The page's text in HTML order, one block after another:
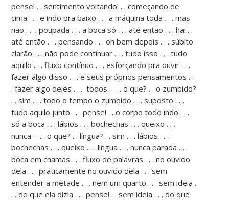
pense! . . sentimento voltando! . . começando de
cima . . . e indo pra baixo . . . a máquina toda . . . mas
não . . . poupada . . . a boca só . . . até então . . . ha! . .
até então . . . pensando . . . oh bem depois . . . súbito
clarão . . . não pode continuar . . . tudo isso . . . tudo
aquilo . . . fluxo contínuo . . . esforçando pra ouvir . . .
fazer algo disso . . . e seus próprios pensamentos . .
. fazer algo deles . . . todos- . . . o que? . . o zumbido?
. . sim . . . todo o tempo o zumbido . . . suposto . . .
tudo aquilo junto . . . pense! . . o corpo todo indo . . .
só a boca . . . lábios . . . bochechas . . . queixo . . .
nunca- . . . o que? . . língua? . . sim . . . lábios . . .
bochechas . . . queixo . . . língua . . . nunca parada . . .
boca em chamas . . . fluxo de palavras . . . no ouvido
dela . . . praticamente no ouvido dela . . . sem
entender a metade . . . nem um quarto . . . sem ideia .
. . do que ela dizia . . . pense! . . sem ideia . . . do que